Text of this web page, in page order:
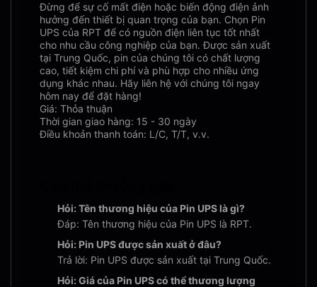
Đừng để sự cố mất điện hoặc biến động điện ảnh
hưởng đến thiết bị quan trọng của bạn. Chọn Pin
UPS của RPT để có nguồn điện liên tục tốt nhất
cho nhu cầu công nghiệp của bạn. Được sản xuất
tại Trung Quốc, pin của chúng tôi có chất lượng
cao, tiết kiệm chi phí và phù hợp cho nhiều ứng
dụng khác nhau. Hãy liên hệ với chúng tôi ngay
hôm nay để đặt hàng!
Giá: Thỏa thuận
Thời gian giao hàng: 15 - 30 ngày
Điều khoản thanh toán: L/C, T/T, v.v.
Hỏi: Tên thương hiệu của Pin UPS là gì?
Đáp: Tên thương hiệu của Pin UPS là RPT.
Hỏi: Pin UPS được sản xuất ở đâu?
Trả lời: Pin UPS được sản xuất tại Trung Quốc.
Hỏi: Giá của Pin UPS có thể thương lượng